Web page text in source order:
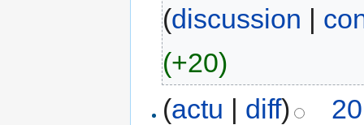
(discussion |
(+20)
(actu | diff)